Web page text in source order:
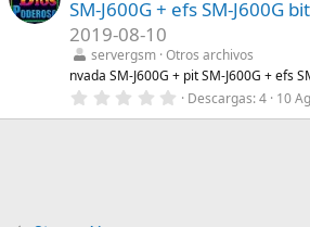
)s
e
l
a
(
SM-J600G + efs SM-J600G
2019-08-10
servergsm Otros archivos
nvada SM-J600G + pit SM-J600G + efs
0
0
Descargas 4 10